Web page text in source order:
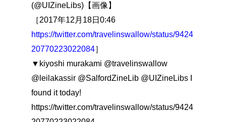
(@UIZineLibs)【画像】
［2017年12月18日0:46
https://twitter.com/travelinswallow/status/9424
20770223022084］
▼kiyoshi murakami @travelinswallow
@leilakassir @SalfordZineLib @UIZineLibs I
found it today!
https://twitter.com/travelinswallow/status/9424